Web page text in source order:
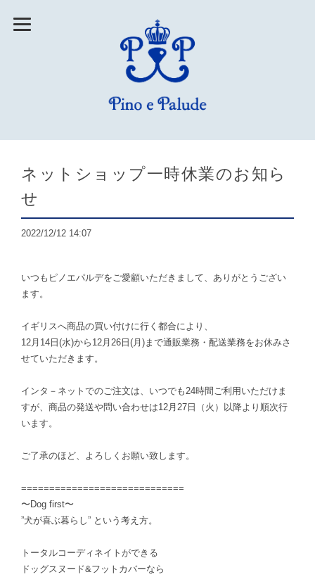
ネットショップ一時休業のお知ら
せ
2022/12/12 14:07
いつもピノエパルデをご愛顧いただきまして、ありがとうござい
ます。
イギリスへ商品の買い付けに行く都合により、
12月14日(水)から12月26日(月)まで通販業務・配送業務をお休みさ
せていただきます。
インタ－ネットでのご注文は、いつでも24時間ご利用いただけま
すが、商品の発送や問い合わせは12月27日（火）以降より順次行
います。
ご了承のほど、よろしくお願い致します。
=============================
〜Dog first〜
”犬が喜ぶ暮らし” という考え方。
トータルコーディネイトができる
ドッグスヌード&フットカバーなら